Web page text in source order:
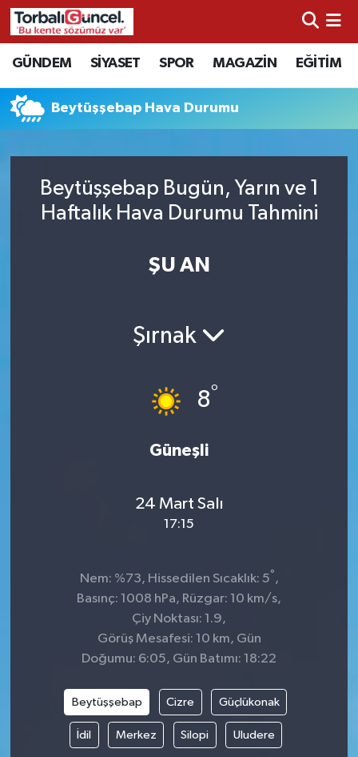
GÜNDEM SİYASET SPOR MAGAZİN EĞİTİM
Beytüşşebap Hava Durumu
Beytüşşebap Bugün, Yarın ve 1
Haftalık Hava Durumu Tahmini
ŞU AN
Şırnak
8°
Güneşli
24 Mart Salı
17:15
Nem: %73, Hissedilen Sıcaklık: 5° ,
Basınç: 1008 hPa, Rüzgar: 10 km/s,
Çiy Noktası: 1.9,
Görüş Mesafesi: 10 km, Gün
Doğumu: 6:05, Gün Batımı: 18:22
Beytüşşebap Cizre Güçlükonak
İdil Merkez Silopi Uludere
İzmir Nöbetçi Eczaneler
İzmir Hava Durumu
İzmir Trafik Yoğunluk Haritası
Süper Lig Puan Durumu ve Fikstür